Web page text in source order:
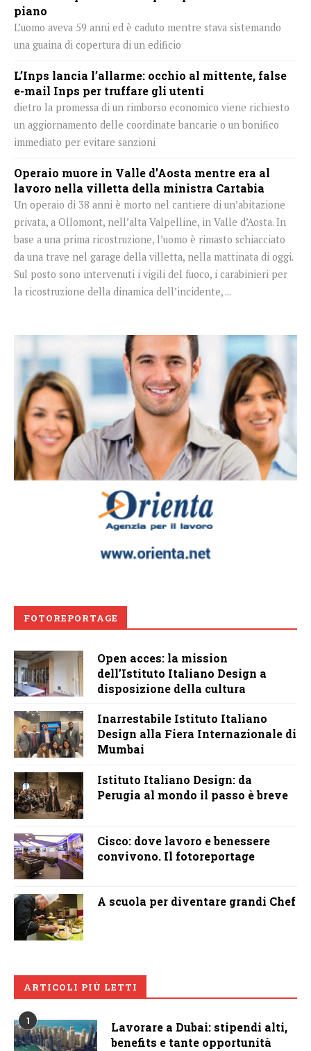
piano
L’uomo aveva 59 anni ed è caduto mentre stava sistemando
una guaina di copertura di un edificio
L’Inps lancia l’allarme: occhio al mittente, false
e-mail Inps per truffare gli utenti
dietro la promessa di un rimborso economico viene richiesto
un aggiornamento delle coordinate bancarie o un bonifico
immediato per evitare sanzioni
Operaio muore in Valle d’Aosta mentre era al
lavoro nella villetta della ministra Cartabia
Un operaio di 38 anni è morto nel cantiere di un’abitazione
privata, a Ollomont, nell’alta Valpelline, in Valle d’Aosta. In
base a una prima ricostruzione, l’uomo è rimasto schiacciato
da una trave nel garage della villetta, nella mattinata di oggi.
Sul posto sono intervenuti i vigili del fuoco, i carabinieri per
la ricostruzione della dinamica dell’incidente, ...
FOTOREPORTAGE
Open acces: la mission
dell’Istituto Italiano Design a
disposizione della cultura
Inarrestabile Istituto Italiano
Design alla Fiera Internazionale di
Mumbai
Istituto Italiano Design: da
Perugia al mondo il passo è breve
Cisco: dove lavoro e benessere
convivono. Il fotoreportage
A scuola per diventare grandi Chef
ARTICOLI PIÙ LETTI
1
Lavorare a Dubai: stipendi alti,
benefits e tante opportunità